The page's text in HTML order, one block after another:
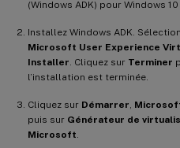
(Windows ADK) pour Windows
Installez Windows ADK.
Microsoft User Experience
Installer . Cliquez sur Terminer
l’installation est terminée.
Cliquez sur Démarrer
puis sur Générateur de
Microsoft